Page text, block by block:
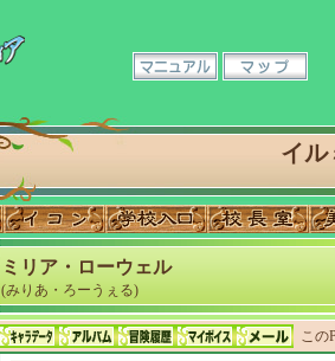
イル
ミリア・ローウェル
(みりあ・ろーうぇる)
この